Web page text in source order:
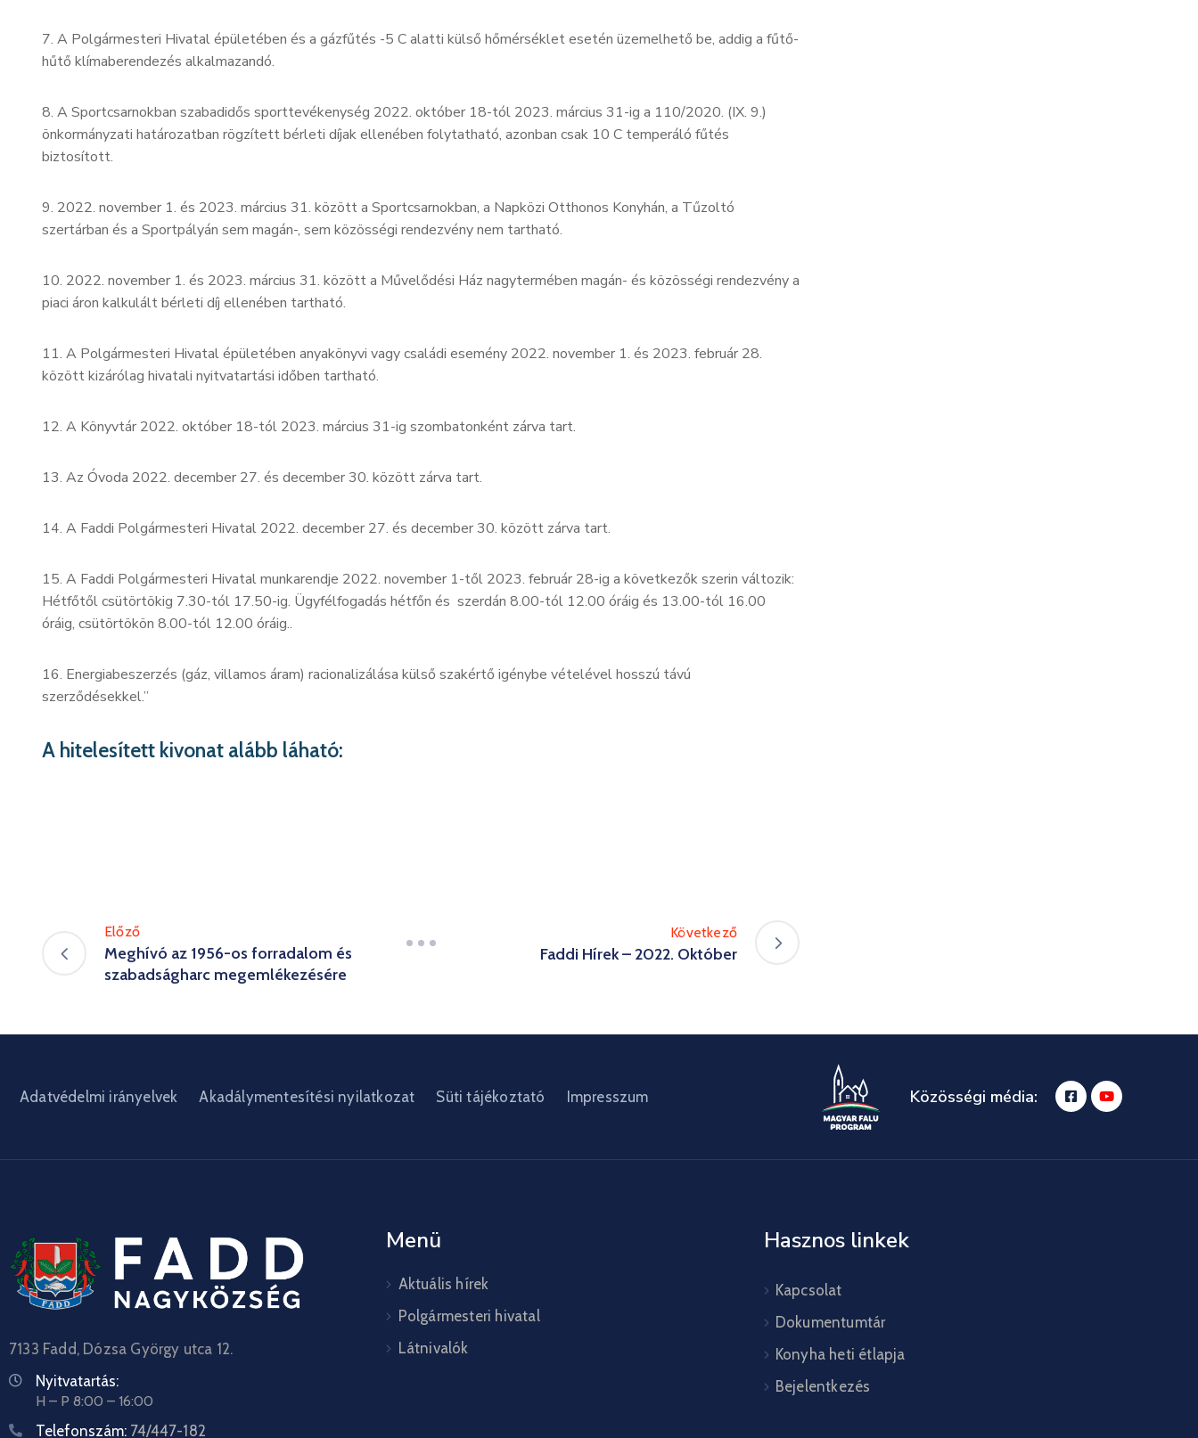
7. A Polgármesteri Hivatal épületében és a gázfűtés -5 C alatti külső hőmérséklet esetén üzemelhető be, addig a fűtő-
hűtő klímaberendezés alkalmazandó.
8. A Sportcsarnokban szabadidős sporttevékenység 2022. október 18-tól 2023. március 31-ig a 110/2020. (IX. 9.)
önkormányzati határozatban rögzített bérleti díjak ellenében folytatható, azonban csak 10 C temperáló fűtés
biztosított.
9. 2022. november 1. és 2023. március 31. között a Sportcsarnokban, a Napközi Otthonos Konyhán, a Tűzoltó
szertárban és a Sportpályán sem magán-, sem közösségi rendezvény nem tartható.
10. 2022. november 1. és 2023. március 31. között a Művelődési Ház nagytermében magán- és közösségi rendezvény a
piaci áron kalkulált bérleti díj ellenében tartható.
11. A Polgármesteri Hivatal épületében anyakönyvi vagy családi esemény 2022. november 1. és 2023. február 28.
között kizárólag hivatali nyitvatartási időben tartható.
12. A Könyvtár 2022. október 18-tól 2023. március 31-ig szombatonként zárva tart.
13. Az Óvoda 2022. december 27. és december 30. között zárva tart.
14. A Faddi Polgármesteri Hivatal 2022. december 27. és december 30. között zárva tart.
15. A Faddi Polgármesteri Hivatal munkarendje 2022. november 1-től 2023. február 28-ig a következők szerin változik:
Hétfőtől csütörtökig 7.30-tól 17.50-ig. Ügyfélfogadás hétfőn és szerdán 8.00-tól 12.00 óráig és 13.00-tól 16.00
óráig, csütörtökön 8.00-tól 12.00 óráig..
16. Energiabeszerzés (gáz, villamos áram) racionalizálása külső szakértő igénybe vételével hosszú távú
szerződésekkel.”
A hitelesített kivonat alább láható:
Előző
Meghívó az 1956-os forradalom és
szabadságharc megemlékezésére
Következő
Faddi Hírek – 2022. Október
Adatvédelmi irányelvek Akadálymentesítési nyilatkozat Süti tájékoztató Impresszum Közösségi média:
7133 Fadd, Dózsa György utca 12.
Nyitvatartás:
H – P 8:00 – 16:00
Telefonszám: 74/447-182
Menü
Aktuális hírek
Polgármesteri hivatal
Látnivalók
Hasznos linkek
Kapcsolat
Dokumentumtár
Konyha heti étlapja
Bejelentkezés